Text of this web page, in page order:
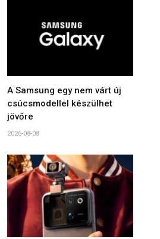
A Samsung egy nem várt új
csúcsmodellel készülhet
jövőre
2026-08-08